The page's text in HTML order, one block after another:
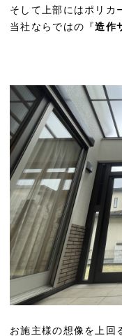
そして上部にはポリカ
当社ならではの『造作
お施主様の想像を上回